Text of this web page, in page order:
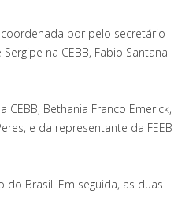
por pelo secretário-
na CEBB, Fabio Santana
Bethania Franco Emerick,
e da representante da FEEB
do Brasil. Em seguida, as duas